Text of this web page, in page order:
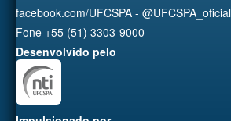
facebook.com/UFCSPA - @UFCSPA_oficial
Fone +55 (51) 3303-9000
Desenvolvido pelo